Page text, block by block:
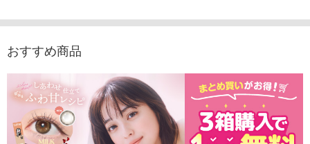
おすすめ商品